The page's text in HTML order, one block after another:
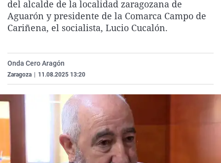
La rosa de los vientos
Gente viajera
Caso
Retornados
Extremadura
Galicia
Virales
Televisión
del alcalde de la localidad zaragozana de
Aguarón y presidente de la Comarca Campo de
Cariñena, el socialista, Lucio Cucalón.
Onda Cero Aragón
Zaragoza 11.08.2025 13:20